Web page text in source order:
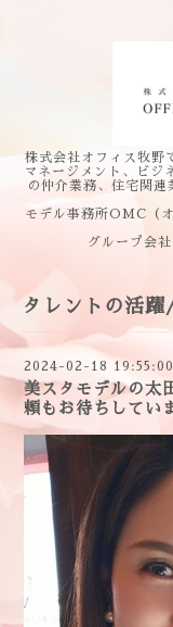
株式会社オフィス牧野
マネージメント、ビ
の仲介業務、住宅関
モデル事務所OMC（
グループ
タレントの活
2024-02-18 19:55:00
美スタモデルの
頼もお待ちしてい